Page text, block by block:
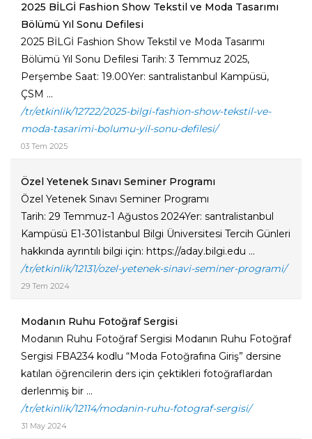
2025 BİLGİ Fashion Show Tekstil ve Moda Tasarımı
Bölümü Yıl Sonu Defilesi
2025 BİLGİ Fashion Show Tekstil ve Moda Tasarımı
Bölümü Yıl Sonu Defilesi Tarih: 3 Temmuz 2025,
Perşembe Saat: 19.00Yer: santralistanbul Kampüsü,
ÇSM ...
/tr/etkinlik/12722/2025-bilgi-fashion-show-tekstil-ve-
moda-tasarimi-bolumu-yil-sonu-defilesi/
03 Tem 2025
Özel Yetenek Sınavı Seminer Programı
Özel Yetenek Sınavı Seminer Programı
Tarih: 29 Temmuz-1 Ağustos 2024Yer: santralistanbul
Kampüsü E1-301İstanbul Bilgi Üniversitesi Tercih Günleri
hakkında ayrıntılı bilgi için: https://aday.bilgi.edu ...
/tr/etkinlik/12131/ozel-yetenek-sinavi-seminer-programi/
29 Tem 2024
Modanın Ruhu Fotoğraf Sergisi
Modanın Ruhu Fotoğraf Sergisi Modanın Ruhu Fotoğraf
Sergisi FBA234 kodlu “Moda Fotoğrafına Giriş” dersine
katılan öğrencilerin ders için çektikleri fotoğraflardan
derlenmiş bir ...
/tr/etkinlik/12114/modanin-ruhu-fotograf-sergisi/
31 May 2024